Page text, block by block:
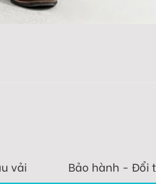
vải Bảo hành - Đổi